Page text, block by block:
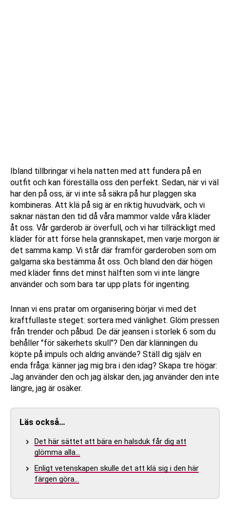
Ibland tillbringar vi hela natten med att fundera på en
outfit och kan föreställa oss den perfekt. Sedan, när vi väl
har den på oss, är vi inte så säkra på hur plaggen ska
kombineras. Att klä på sig är en riktig huvudvärk, och vi
saknar nästan den tid då våra mammor valde våra kläder
åt oss. Vår garderob är överfull, och vi har tillräckligt med
kläder för att förse hela grannskapet, men varje morgon är
det samma kamp. Vi står där framför garderoben som om
galgarna ska bestämma åt oss. Och bland den där högen
med kläder finns det minst hälften som vi inte längre
använder och som bara tar upp plats för ingenting.
Innan vi ens pratar om organisering börjar vi med det
kraftfullaste steget: sortera med vänlighet. Glöm pressen
från trender och påbud. De där jeansen i storlek 6 som du
behåller "för säkerhets skull"? Den där klänningen du
köpte på impuls och aldrig använde? Ställ dig själv en
enda fråga: känner jag mig bra i den idag? Skapa tre högar:
Jag använder den och jag älskar den, jag använder den inte
längre, jag är osäker.
Läs också…
Det här sättet att bära en halsduk får dig att
glömma alla…
Enligt vetenskapen skulle det att klä sig i den här
färgen göra…